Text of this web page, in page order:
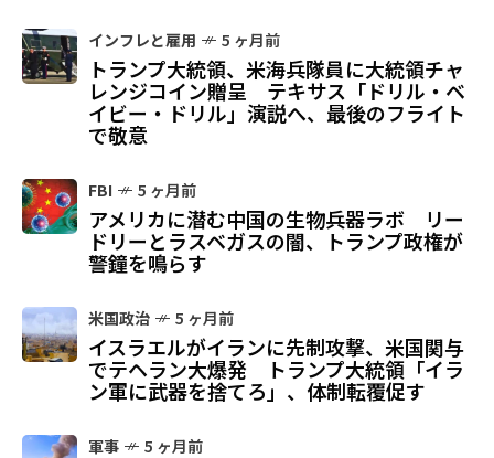
インフレと雇用 5 ヶ月前
トランプ大統領、米海兵隊員に大統領チャ
レンジコイン贈呈 テキサス「ドリル・ベ
イビー・ドリル」演説へ、最後のフライト
で敬意
FBI 5 ヶ月前
アメリカに潜む中国の生物兵器ラボ リー
ドリーとラスベガスの闇、トランプ政権が
警鐘を鳴らす
米国政治 5 ヶ月前
イスラエルがイランに先制攻撃、米国関与
でテヘラン大爆発 トランプ大統領「イラ
ン軍に武器を捨てろ」、体制転覆促す
軍事 5 ヶ月前